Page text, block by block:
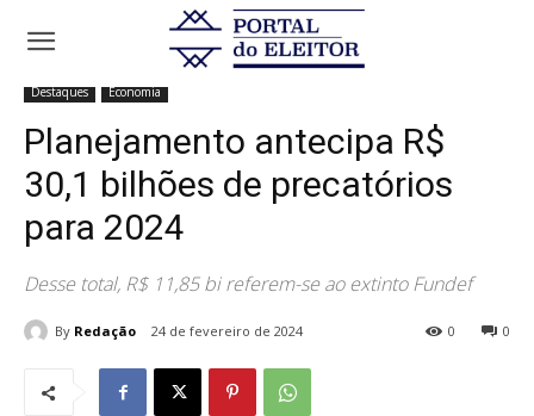
Início
Planejamento antecipa R$ 30,1 bilhões de
precatórios para 2024
Destaques Economia
Planejamento antecipa R$
30,1 bilhões de precatórios
para 2024
Desse total, R$ 11,85 bi referem-se ao extinto Fundef
By Redação 24 de fevereiro de 2024 0
0